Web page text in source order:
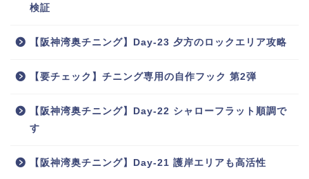
検証
【阪神湾奥チニング】Day-23 夕方のロックエリア攻略
【要チェック】チニング専用の自作フック 第2弾
【阪神湾奥チニング】Day-22 シャローフラット順調で
す
【阪神湾奥チニング】Day-21 護岸エリアも高活性